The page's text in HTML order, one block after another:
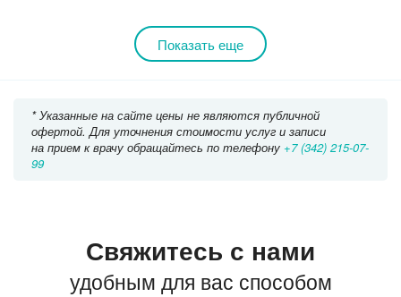
Показать еще
* Указанные на сайте цены не являются публичной
офертой. Для уточнения стоимости услуг и записи
на прием к врачу обращайтесь по телефону +7 (342) 215-07-
99
Свяжитесь с нами
удобным для вас способом